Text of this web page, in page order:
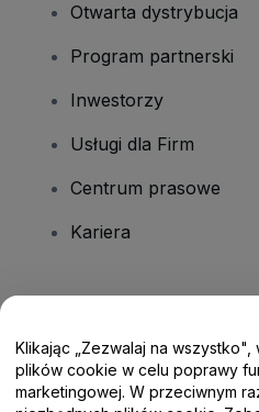
Otwarta dystrybucja
Program partnerski
Inwestorzy
Usługi dla Firm
Centrum prasowe
Kariera
Centrum pomocy /
Klikając „Zezwalaj na
plików cookie w celu poprawy
marketingowej. W przeciwnym